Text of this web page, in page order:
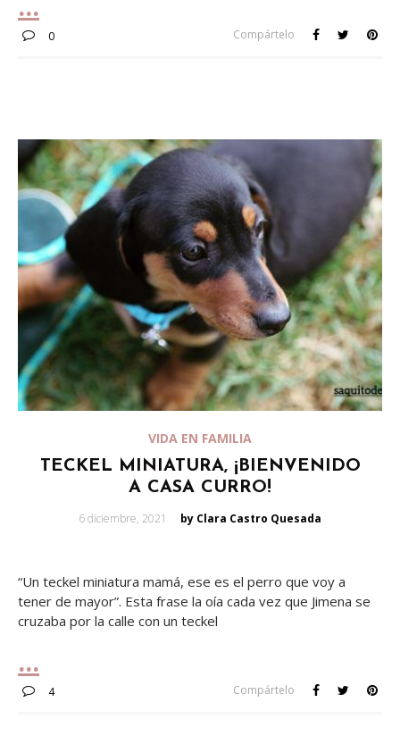
0 Compártelo
VIDA EN FAMILIA
TECKEL MINIATURA, ¡BIENVENIDO
A CASA CURRO!
Posted
6 diciembre, 2021 by Clara Castro Quesada
“Un teckel miniatura mamá, ese es el perro que voy a
tener de mayor”. Esta frase la oía cada vez que Jimena se
cruzaba por la calle con un teckel
4 Compártelo